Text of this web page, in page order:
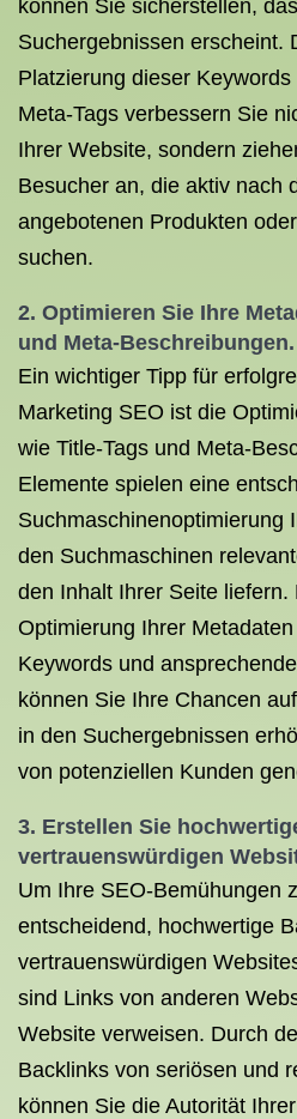
können Sie sicherstellen,
Suchergebnissen erscheint.
Platzierung dieser Keywords
Meta-Tags verbessern Sie
Ihrer Website, sondern
Besucher an, die aktiv nach
angebotenen Produkten
suchen.
2. Optimieren Sie Ihre
und Meta-Beschreibungen.
Ein wichtiger Tipp für
Marketing SEO ist die
wie Title-Tags und Meta-
Elemente spielen eine
Suchmaschinenoptimierung
den Suchmaschinen
den Inhalt Ihrer Seite liefern.
Optimierung Ihrer
Keywords und
können Sie Ihre Chancen
in den Suchergebnissen
von potenziellen Kunden
3. Erstellen Sie
vertrauenswürdigen
Um Ihre SEO-Bemühungen
entscheidend, hochwertige
vertrauenswürdigen
sind Links von anderen
Website verweisen. Durch
Backlinks von seriösen und
können Sie die Autorität